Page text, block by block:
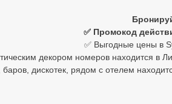
✅ Промокод
✅ Выгодные цены в
декором номеров находится в
баров, дискотек, рядом с отелем